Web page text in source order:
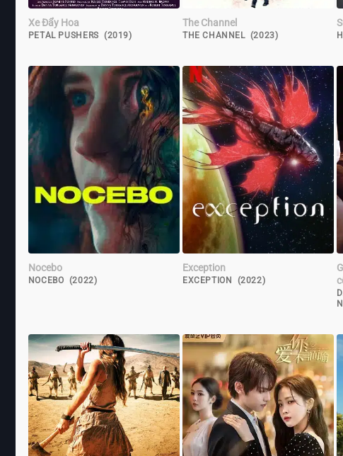
Xe Đẩy Hoa
PETAL PUSHERS (2019)
The Channel
THE CHANNEL (2023)
Nocebo
NOCEBO (2022)
Exception
EXCEPTION (2022)